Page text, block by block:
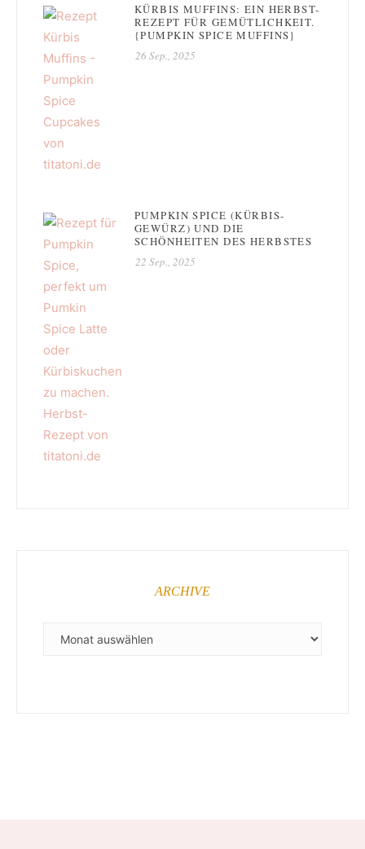
KÜRBIS MUFFINS: EIN HERBST-
REZEPT FÜR GEMÜTLICHKEIT.
{PUMPKIN SPICE MUFFINS}
26 Sep., 2025
PUMPKIN SPICE (KÜRBIS-
GEWÜRZ) UND DIE
SCHÖNHEITEN DES HERBSTES
22 Sep., 2025
ARCHIVE
ARCHIVE